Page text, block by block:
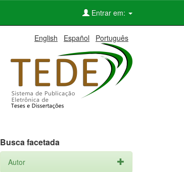
Entrar em:
English Español Português
Busca facetada
Autor